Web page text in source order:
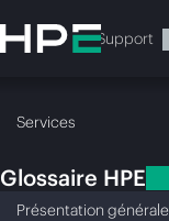
au
contenu
Services Support
Services
Glossaire HPE
Présentation générale
Glossaire HPE
CloudOps